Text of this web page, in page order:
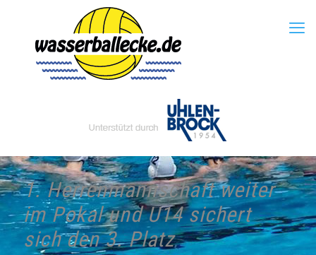
1. Herrenmannschaft weiter
im Pokal und U14 sichert
sich den 3. Platz